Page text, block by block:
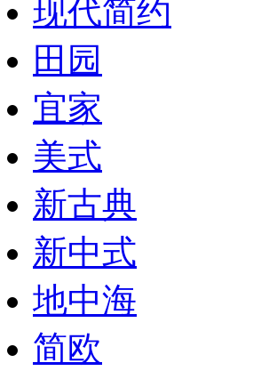
现代简约
田园
宜家
美式
新古典
新中式
地中海
简欧